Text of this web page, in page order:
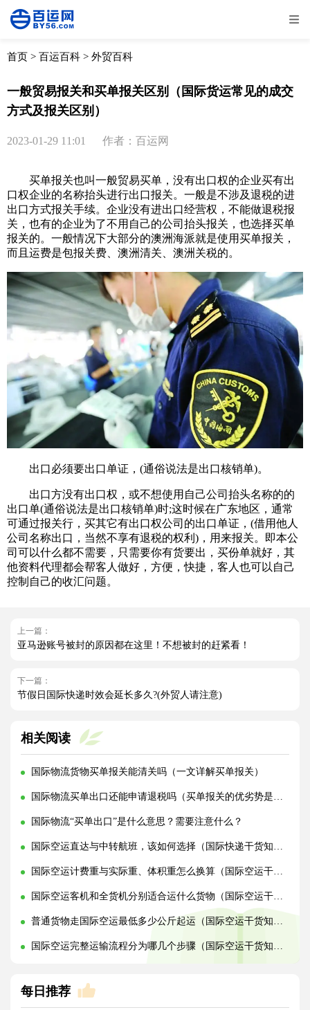
全部 物流资讯
取消
首页 > 百运百科 > 外贸百科
一般贸易报关和买单报关区别（国际货运常见的成交
方式及报关区别）
2023-01-29 11:01 作者：百运网
买单报关也叫一般贸易买单，没有出口权的企业买有出
口权企业的名称抬头进行出口报关。一般是不涉及退税的进
出口方式报关手续。企业没有进出口经营权，不能做退税报
关，也有的企业为了不用自己的公司抬头报关，也选择买单
报关的。一般情况下大部分的澳洲海派就是使用买单报关，
而且运费是包报关费、澳洲清关、澳洲关税的。
出口必须要出口单证，(通俗说法是出口核销单)。
出口方没有出口权，或不想使用自己公司抬头名称的的
出口单(通俗说法是出口核销单)时;这时候在广东地区，通常
可通过报关行，买其它有出口权公司的出口单证，(借用他人
公司名称出口，当然不享有退税的权利)，用来报关。即本公
司可以什么都不需要，只需要你有货要出，买份单就好，其
他资料代理都会帮客人做好，方便，快捷，客人也可以自己
控制自己的收汇问题。
上一篇：
亚马逊账号被封的原因都在这里！不想被封的赶紧看！
下一篇：
节假日国际快递时效会延长多久?(外贸人请注意)
相关阅读
国际物流货物买单报关能清关吗（一文详解买单报关）
国际物流买单出口还能申请退税吗（买单报关的优劣势是什么）
国际物流“买单出口”是什么意思？需要注意什么？
国际空运直达与中转航班，该如何选择（国际快递干货知识分享）
国际空运计费重与实际重、体积重怎么换算（国际空运干货知识分享）
国际空运客机和全货机分别适合运什么货物（国际空运干货知识分享）
普通货物走国际空运最低多少公斤起运（国际空运干货知识分享）
国际空运完整运输流程分为哪几个步骤（国际空运干货知识分享）
每日推荐